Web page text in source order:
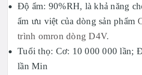
Độ ẩm: 90%RH, là khả năng
ẩm ưu việt của dòng sản phẩm
trình omron dòng D4V.
Tuổi thọ: Cơ: 10 000 000 lần;
lần Min